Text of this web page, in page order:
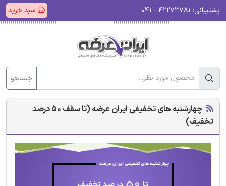
پشتیبانی: سبد خرید
جستجو
چهارشنبه های تخفیفی ایران عرضه (تا سقف 50 درصد
تخفیف)